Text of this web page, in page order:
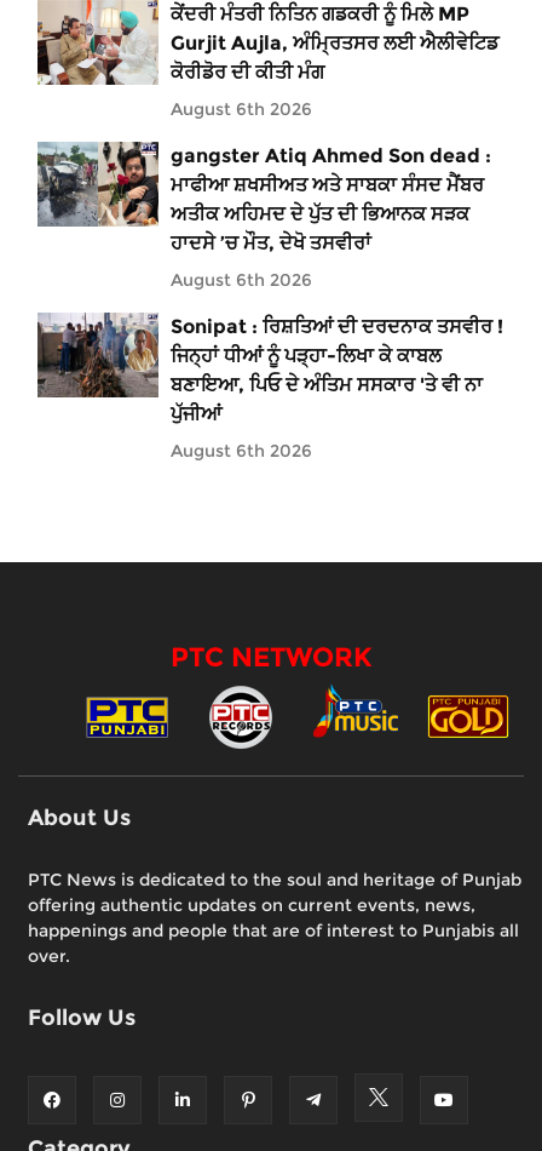
ਕੇਂਦਰੀ ਮੰਤਰੀ ਨਿਤਿਨ ਗਡਕਰੀ ਨੂੰ ਮਿਲੇ MP
Gurjit Aujla, ਅੰਮ੍ਰਿਤਸਰ ਲਈ ਐਲੀਵੇਟਿਡ
ਕੋਰੀਡੋਰ ਦੀ ਕੀਤੀ ਮੰਗ
August 6th 2026
gangster Atiq Ahmed Son dead :
ਮਾਫੀਆ ਸ਼ਖਸੀਅਤ ਅਤੇ ਸਾਬਕਾ ਸੰਸਦ ਮੈਂਬਰ
ਅਤੀਕ ਅਹਿਮਦ ਦੇ ਪੁੱਤ ਦੀ ਭਿਆਨਕ ਸੜਕ
ਹਾਦਸੇ ’ਚ ਮੌਤ, ਦੇਖੋ ਤਸਵੀਰਾਂ
August 6th 2026
Sonipat : ਰਿਸ਼ਤਿਆਂ ਦੀ ਦਰਦਨਾਕ ਤਸਵੀਰ !
ਜਿਨ੍ਹਾਂ ਧੀਆਂ ਨੂੰ ਪੜ੍ਹਾ-ਲਿਖਾ ਕੇ ਕਾਬਲ
ਬਣਾਇਆ, ਪਿਓ ਦੇ ਅੰਤਿਮ ਸਸਕਾਰ 'ਤੇ ਵੀ ਨਾ
ਪੁੱਜੀਆਂ
August 6th 2026
PTC NETWORK
About Us
PTC News is dedicated to the soul and heritage of Punjab
offering authentic updates on current events, news,
happenings and people that are of interest to Punjabis all
over.
Follow Us